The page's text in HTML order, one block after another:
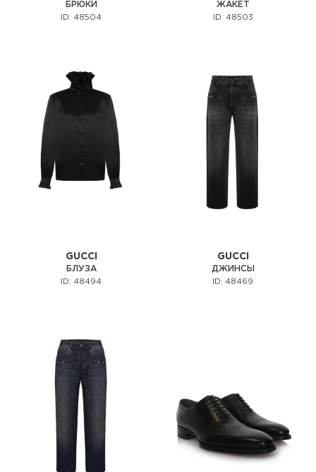
БРЮКИ
ID: 48504
ЖАКЕТ
ID: 48503
GUCCI
БЛУЗА
ID: 48494
GUCCI
ДЖИНСЫ
ID: 48469